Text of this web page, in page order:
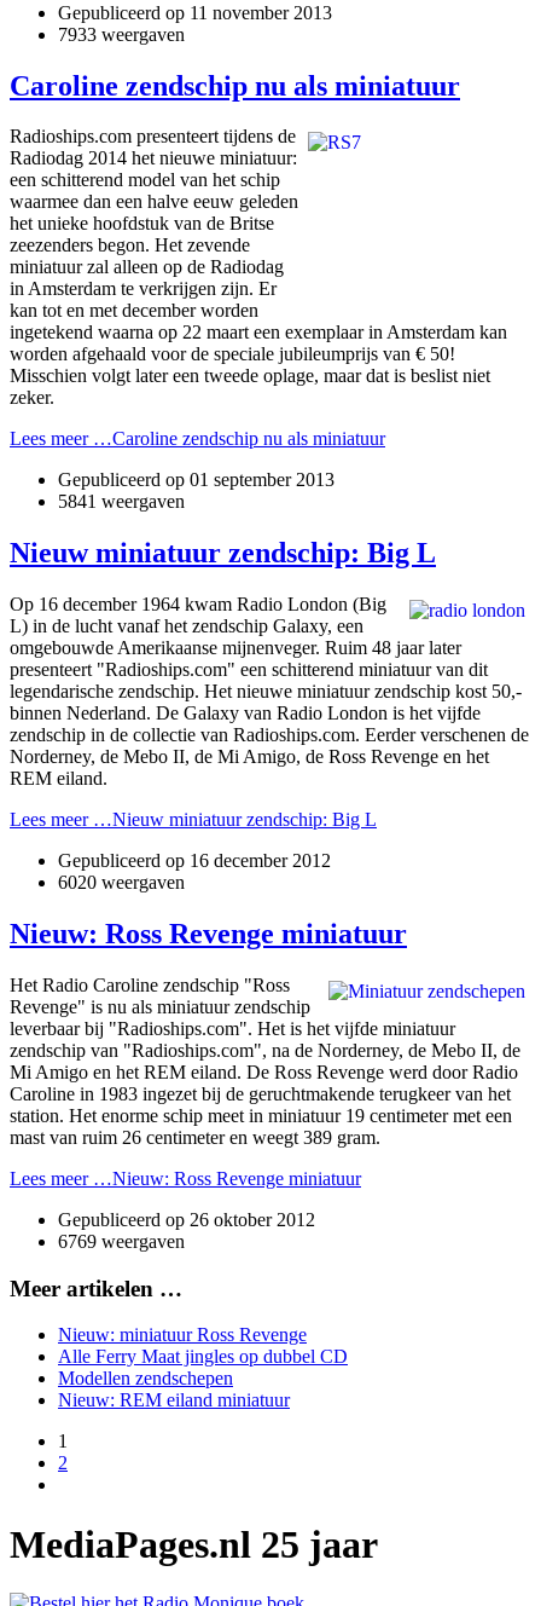
Gepubliceerd op 11 november 2013
7933 weergaven
Caroline zendschip nu als miniatuur
Radioships.com presenteert tijdens de
Radiodag 2014 het nieuwe miniatuur:
een schitterend model van het schip
waarmee dan een halve eeuw geleden
het unieke hoofdstuk van de Britse
zeezenders begon. Het zevende
miniatuur zal alleen op de Radiodag
in Amsterdam te verkrijgen zijn. Er
kan tot en met december worden
ingetekend waarna op 22 maart een exemplaar in Amsterdam kan
worden afgehaald voor de speciale jubileumprijs van € 50!
Misschien volgt later een tweede oplage, maar dat is beslist niet
zeker.
Lees meer …Caroline zendschip nu als miniatuur
Gepubliceerd op 01 september 2013
5841 weergaven
Nieuw miniatuur zendschip: Big L
Op 16 december 1964 kwam Radio London (Big
L) in de lucht vanaf het zendschip Galaxy, een
omgebouwde Amerikaanse mijnenveger. Ruim 48 jaar later
presenteert "Radioships.com" een schitterend miniatuur van dit
legendarische zendschip. Het nieuwe miniatuur zendschip kost 50,-
binnen Nederland. De Galaxy van Radio London is het vijfde
zendschip in de collectie van Radioships.com. Eerder verschenen de
Norderney, de Mebo II, de Mi Amigo, de Ross Revenge en het
REM eiland.
Lees meer …Nieuw miniatuur zendschip: Big L
Gepubliceerd op 16 december 2012
6020 weergaven
Nieuw: Ross Revenge miniatuur
Het Radio Caroline zendschip "Ross
Revenge" is nu als miniatuur zendschip
leverbaar bij "Radioships.com". Het is het vijfde miniatuur
zendschip van "Radioships.com", na de Norderney, de Mebo II, de
Mi Amigo en het REM eiland. De Ross Revenge werd door Radio
Caroline in 1983 ingezet bij de geruchtmakende terugkeer van het
station. Het enorme schip meet in miniatuur 19 centimeter met een
mast van ruim 26 centimeter en weegt 389 gram.
Lees meer …Nieuw: Ross Revenge miniatuur
Gepubliceerd op 26 oktober 2012
6769 weergaven
Meer artikelen …
Nieuw: miniatuur Ross Revenge
Alle Ferry Maat jingles op dubbel CD
Modellen zendschepen
Nieuw: REM eiland miniatuur
1
2
MediaPages.nl 25 jaar